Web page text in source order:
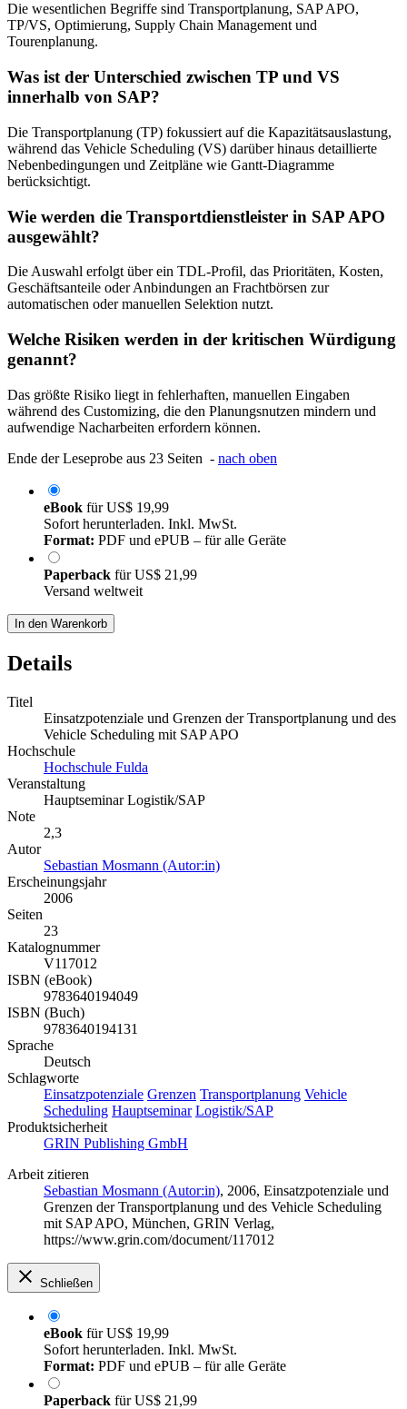
Die wesentlichen Begriffe sind Transportplanung, SAP APO,
TP/VS, Optimierung, Supply Chain Management und
Tourenplanung.
Was ist der Unterschied zwischen TP und VS
innerhalb von SAP?
Die Transportplanung (TP) fokussiert auf die Kapazitätsauslastung,
während das Vehicle Scheduling (VS) darüber hinaus detaillierte
Nebenbedingungen und Zeitpläne wie Gantt-Diagramme
berücksichtigt.
Wie werden die Transportdienstleister in SAP APO
ausgewählt?
Die Auswahl erfolgt über ein TDL-Profil, das Prioritäten, Kosten,
Geschäftsanteile oder Anbindungen an Frachtbörsen zur
automatischen oder manuellen Selektion nutzt.
Welche Risiken werden in der kritischen Würdigung
genannt?
Das größte Risiko liegt in fehlerhaften, manuellen Eingaben
während des Customizing, die den Planungsnutzen mindern und
aufwendige Nacharbeiten erfordern können.
Ende der Leseprobe aus 23 Seiten - nach oben
eBook fürUS$ 19,99
Sofort herunterladen. Inkl. MwSt.
Format: PDF und ePUB – für alle Geräte
Paperback fürUS$ 21,99
Versand weltweit
In den Warenkorb
Details
Titel
Einsatzpotenziale und Grenzen der Transportplanung und des
Vehicle Scheduling mit SAP APO
Hochschule
Hochschule Fulda
Veranstaltung
Hauptseminar Logistik/SAP
Note
2,3
Autor
Sebastian Mosmann (Autor:in)
Erscheinungsjahr
2006
Seiten
23
Katalognummer
V117012
ISBN (eBook)
9783640194049
ISBN (Buch)
9783640194131
Sprache
Deutsch
Schlagworte
Einsatzpotenziale Grenzen Transportplanung Vehicle
Scheduling Hauptseminar Logistik/SAP
Produktsicherheit
GRIN Publishing GmbH
Arbeit zitieren
Sebastian Mosmann (Autor:in), 2006, Einsatzpotenziale und
Grenzen der Transportplanung und des Vehicle Scheduling
mit SAP APO, München, GRIN Verlag,
https://www.grin.com/document/117012
Schließen
eBook fürUS$ 19,99
Sofort herunterladen. Inkl. MwSt.
Format: PDF und ePUB – für alle Geräte
Paperback fürUS$ 21,99